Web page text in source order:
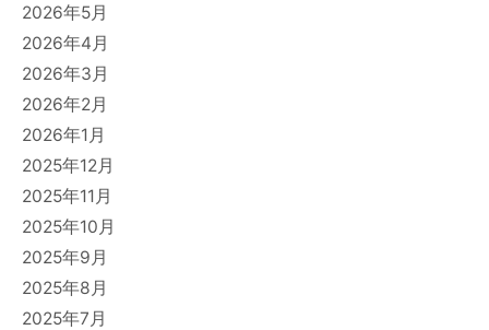
2026年5月
2026年4月
2026年3月
2026年2月
2026年1月
2025年12月
2025年11月
2025年10月
2025年9月
2025年8月
2025年7月